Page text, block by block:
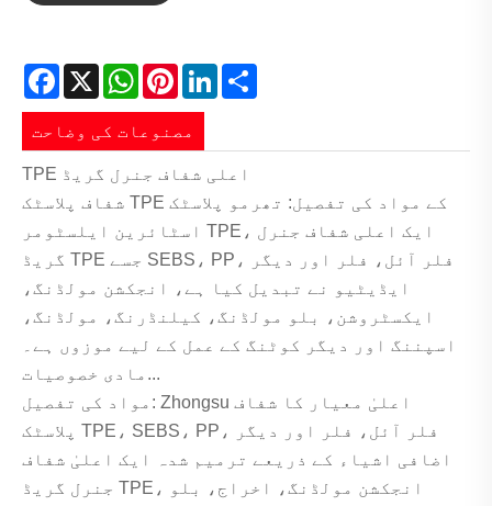
Facebook
X WhatsApp
PinterestLinkedIn
مصنوعات کی وضاحت
TPE اعلی شفاف جنرل گریڈ
شفاف پلاسٹک TPE کے مواد کی تفصیل: تھرمو پلاسٹک
اسٹائرین ایلسٹومر TPE، ایک اعلی شفاف جنرل
گریڈ TPE جسے SEBS، PP، فلر آئل، فلر اور دیگر
ایڈیٹیو نے تبدیل کیا ہے، انجکشن مولڈنگ،
ایکسٹروشن، بلو مولڈنگ، کیلنڈرنگ، مولڈنگ،
اسپننگ اور دیگر کوٹنگ کے عمل کے لیے موزوں ہے۔
مادی خصوصیات...
مواد کی تفصیل: Zhongsu اعلیٰ معیار کا شفاف
پلاسٹک TPE، SEBS، PP، فلر آئل، فلر اور دیگر
اضافی اشیاء کے ذریعے ترمیم شدہ ایک اعلیٰ شفاف
جنرل گریڈ TPE، انجکشن مولڈنگ، اخراج، بلو